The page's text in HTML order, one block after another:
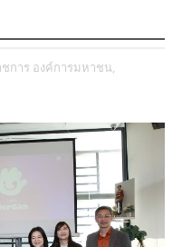
ชการ องค์การมหาชน,